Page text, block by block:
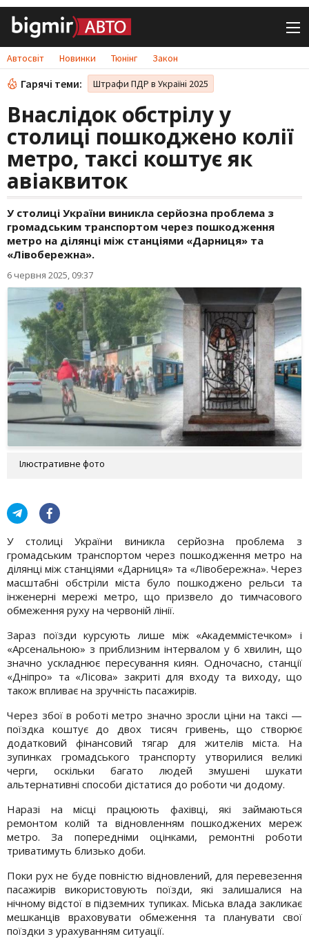
Автосвіт Новинки Тюнінг Закон
Гарячі теми: Штрафи ПДР в Україні 2025
Внаслідок обстрілу у
столиці пошкоджено колії
метро, таксі коштує як
авіаквиток
У столиці України виникла серйозна проблема з
громадським транспортом через пошкодження
метро на ділянці між станціями «Дарниця» та
«Лівобережна».
6 червня 2025, 09:37
Ілюстративне фото
У столиці України виникла серйозна проблема з
громадським транспортом через пошкодження метро на
ділянці між станціями «Дарниця» та «Лівобережна». Через
масштабні обстріли міста було пошкоджено рельси та
інженерні мережі метро, що призвело до тимчасового
обмеження руху на червоній лінії.
Зараз поїзди курсують лише між «Академмістечком» і
«Арсенальною» з приблизним інтервалом у 6 хвилин, що
значно ускладнює пересування киян. Одночасно, станції
«Дніпро» та «Лісова» закриті для входу та виходу, що
також впливає на зручність пасажирів.
Через збої в роботі метро значно зросли ціни на таксі —
поїздка коштує до двох тисяч гривень, що створює
додатковий фінансовий тягар для жителів міста. На
зупинках громадського транспорту утворилися великі
черги, оскільки багато людей змушені шукати
альтернативні способи дістатися до роботи чи додому.
Наразі на місці працюють фахівці, які займаються
ремонтом колій та відновленням пошкоджених мереж
метро. За попередніми оцінками, ремонтні роботи
триватимуть близько доби.
Поки рух не буде повністю відновлений, для перевезення
пасажирів використовують поїзди, які залишалися на
нічному відстої в підземних тупиках. Міська влада закликає
мешканців враховувати обмеження та планувати свої
поїздки з урахуванням ситуації.